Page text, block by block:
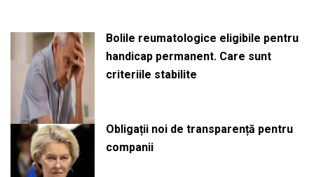
Bolile reumatologice eligibile pentru
handicap permanent. Care sunt
criteriile stabilite
Obligații noi de transparență pentru
companii